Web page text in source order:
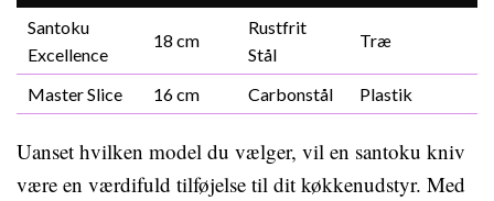
Santoku
Excellence
18 cm
Rustfrit
Stål
Træ
Master Slice 16 cm Carbonstål Plastik
Uanset hvilken model du vælger, vil en santoku kniv
være en værdifuld tilføjelse til dit køkkenudstyr. Med